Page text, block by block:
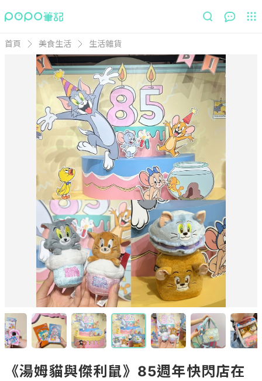
首頁 美食生活 生活雜貨
《湯姆貓與傑利鼠》85週年快閃店在